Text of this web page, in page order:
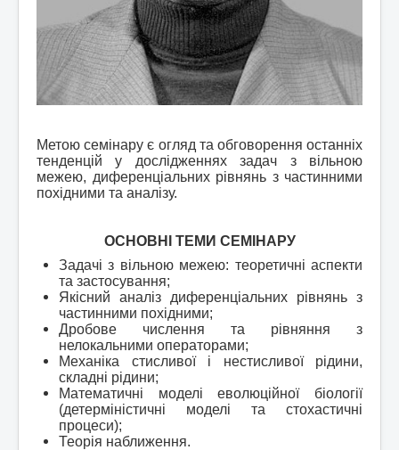
Метою семінару є огляд та обговорення останніх
тенденцій у дослідженнях задач з вільною
межею, диференціальних рівнянь з частинними
похідними та аналізу.
ОСНОВНІ ТЕМИ СЕМІНАРУ
Задачі з вільною межею: теоретичні аспекти
та застосування;
Якісний аналіз диференціальних рівнянь з
частинними похідними;
Дробове числення та рівняння з
нелокальними операторами;
Механіка стисливої і нестисливої рідини,
складні рідини;
Математичні моделі еволюційної біології
(детерміністичні моделі та стохастичні
процеси);
Теорія наближення.